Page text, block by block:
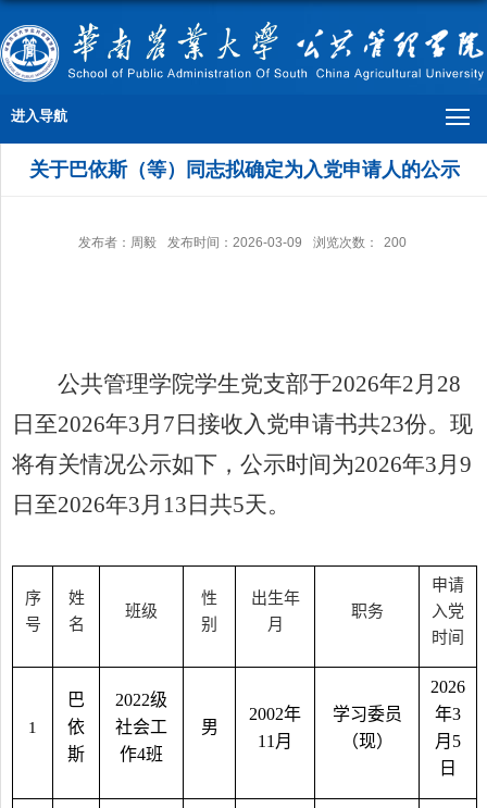
进入导航
关于巴依斯（等）同志拟确定为入党申请人的公示
发布者：周毅 发布时间：2026-03-09 浏览次数： 200
公共管理学院学生党支部于2026年2月 28
日至2026年3月 7 日接收入党申请书共23份。现
将有关情况公示如下，公示时间为2026年3月 9
日至2026年3月 13 日共5天。
序
号
姓
名
班级
性
别
出生年
月
职务
申请
入党
时间
1
巴
依
斯
2022级
社会工
作4班
男
2002年
11 月
学习委员
（现）
2026
年3
月 5
日